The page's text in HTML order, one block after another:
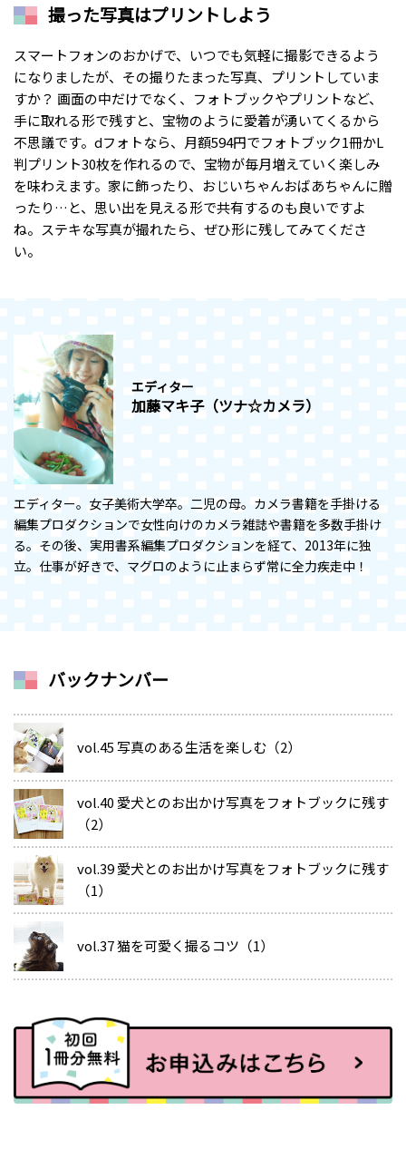
撮った写真はプリントしよう
スマートフォンのおかげで、いつでも気軽に撮影できるよう
になりましたが、その撮りたまった写真、プリントしていま
すか？ 画面の中だけでなく、フォトブックやプリントなど、
手に取れる形で残すと、宝物のように愛着が湧いてくるから
不思議です。dフォトなら、月額594円でフォトブック1冊かL
判プリント30枚を作れるので、宝物が毎月増えていく楽しみ
を味わえます。家に飾ったり、おじいちゃんおばあちゃんに贈
ったり…と、思い出を見える形で共有するのも良いですよ
ね。ステキな写真が撮れたら、ぜひ形に残してみてくださ
い。
エディター
加藤マキ子（ツナ☆カメラ）
エディター。女子美術大学卒。二児の母。カメラ書籍を手掛ける
編集プロダクションで女性向けのカメラ雑誌や書籍を多数手掛け
る。その後、実用書系編集プロダクションを経て、2013年に独
立。仕事が好きで、マグロのように止まらず常に全力疾走中！
バックナンバー
vol.45 写真のある生活を楽しむ（2）
vol.40 愛犬とのお出かけ写真をフォトブックに残す
（2）
vol.39 愛犬とのお出かけ写真をフォトブックに残す
（1）
vol.37 猫を可愛く撮るコツ（1）